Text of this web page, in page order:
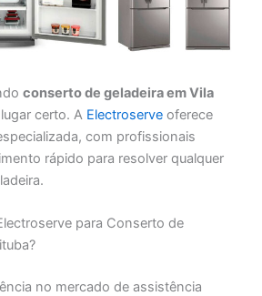
conserto de geladeira em Vila
certo. A Electroserve oferece
com profissionais
rápido para resolver qualquer
para Conserto de
no mercado de assistência